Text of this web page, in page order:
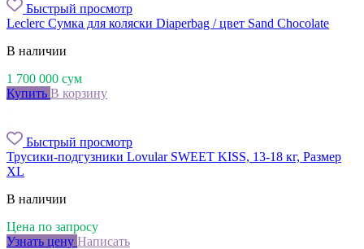
Быстрый просмотр
Leclerc Сумка для коляски Diaperbag / цвет Sand Chocolate
В наличии
1 700 000 сум
Купить В корзину
Быстрый просмотр
Трусики-подгузники Lovular SWEET KISS, 13-18 кг, Размер
XL
В наличии
Цена по запросу
Узнать цену Написать